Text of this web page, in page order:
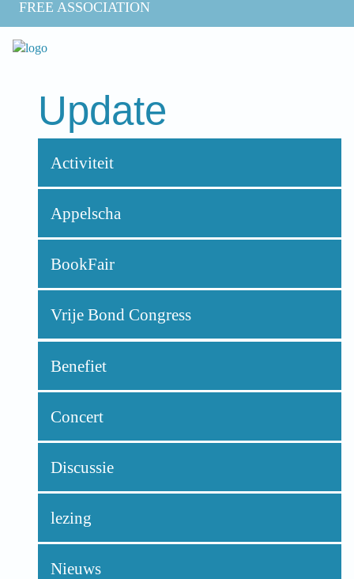
FREE ASSOCIATION
Update
Activiteit
Appelscha
BookFair
Vrije Bond Congress
Benefiet
Concert
Discussie
lezing
Nieuws